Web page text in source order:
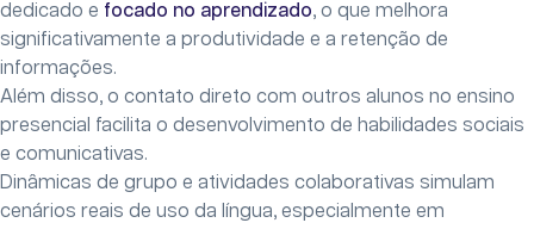
dedicado e focado no aprendizado, o que melhora
significativamente a produtividade e a retenção de
informações.
Além disso, o contato direto com outros alunos no ensino
presencial facilita o desenvolvimento de habilidades sociais
e comunicativas.
Dinâmicas de grupo e atividades colaborativas simulam
cenários reais de uso da língua, especialmente em